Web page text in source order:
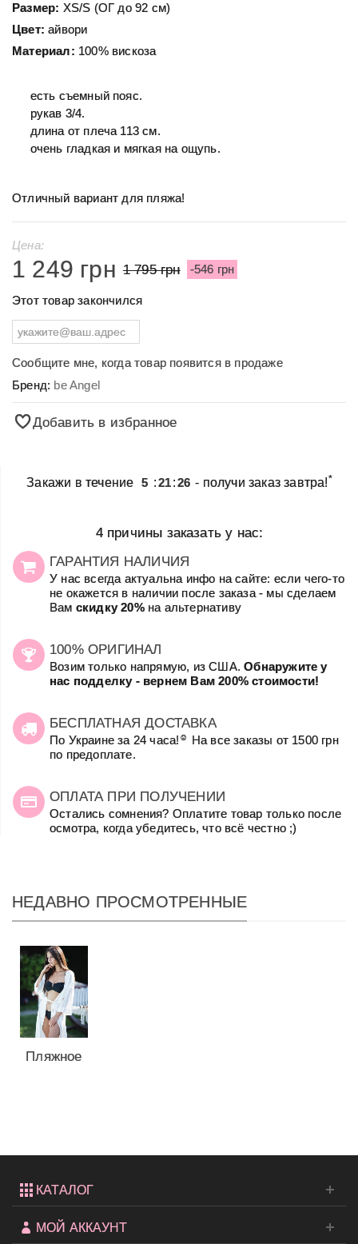
Размер: ХS/S (ОГ до 92 см)
Цвет: айвори
Материал: 100% вискоза
есть съемный пояс.
рукав 3/4.
длина от плеча 113 cм.
очень гладкая и мягкая на ощупь.
Отличный вариант для пляжа!
Цена:
1 249 грн 1 795 грн -546 грн
Этот товар закончился
Сообщите мне, когда товар появится в продаже
Бренд: be Angel
Добавить в избранное
Закажи в течение 5 :21:26 - получи заказ завтра!*
4 причины заказать у нас:
ГАРАНТИЯ НАЛИЧИЯ
У нас всегда актуальна инфо на сайте: если чего-то
не окажется в наличии после заказа - мы сделаем
Вам скидку 20%на альтернативу
100% ОРИГИНАЛ
Возим только напрямую, из США.Обнаружите у
нас подделку - вернем Вам 200% стоимости!
БЕСПЛАТНАЯ ДОСТАВКА
По Украине за 24 часа! ☺
На все заказы от 1500 грн
по предоплате.
ОПЛАТА ПРИ ПОЛУЧЕНИИ
Остались сомнения? Оплатите товар только после
осмотра, когда убедитесь, что всё честно ;)
НЕДАВНО ПРОСМОТРЕННЫЕ
Пляжное
КАТАЛОГ
МОЙ АККАУНТ